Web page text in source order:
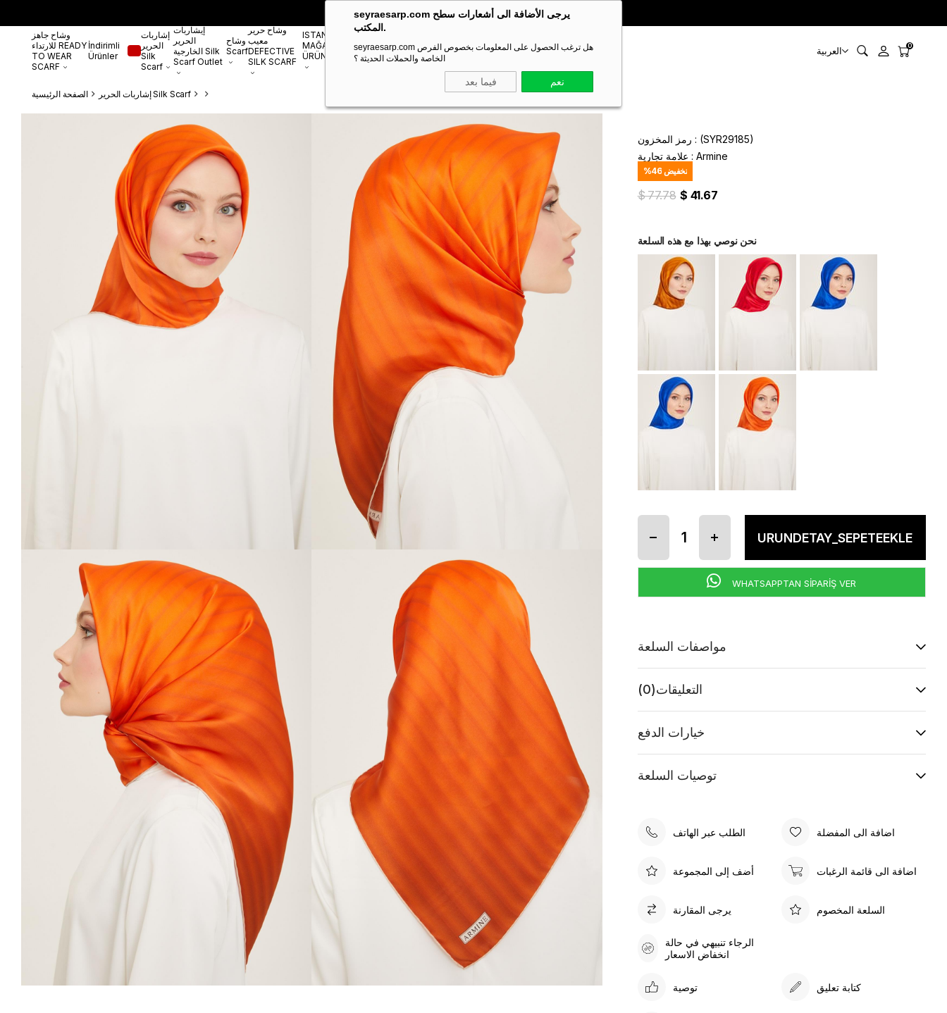
seyraesarp.com يرجى الأضافة الى أشعارات سطح
المكتب.
seyraesarp.com هل ترغب الحصول على المعلومات بخصوص الفرص
الخاصة والحملات الحديثة ؟
فيما بعد نعم
🎁 خصم خاص **10%** على طلبك الأول! الكود:SEYRA10
وشاح جاهز
للارتداء READY
TO WEAR
SCARF
İndirimli
Ürünler
إشاربات
الحرير
Silk
Scarf
إيشاربات
الحرير
الخارجية Silk
Scarf Outlet
وشاح
Scarf
وشاح حرير
معيب
DEFECTIVE
SILK SCARF
ISTANBUL
MAĞAZA
ÜRÜNLERİ
Shawl
مستلزمات
Scarf
Accessory
العربية 0
الصفحة الرئيسية إشاربات الحرير Silk Scarf
رمز المخزون
(SYR29185)
علامة تجارية : Armine
%46 تخفيض
$ 77.78 $ 41.67
نحن نوصي بهذا مع هذه السلعة
WHATSAPPTAN SİPARİŞ VER
مواصفات السلعة
التعليقات(0)
خيارات الدفع
توصيات السلعة
الطلب عبر الهاتف اضافة الى المفضلة
أضف إلى المجموعة اضافة الى قائمة الرغبات
يرجى المقارنة السلعة المخصوم
الرجاء تنبيهي في حالة
انخفاض الاسعار
توصية كتابة تعليق